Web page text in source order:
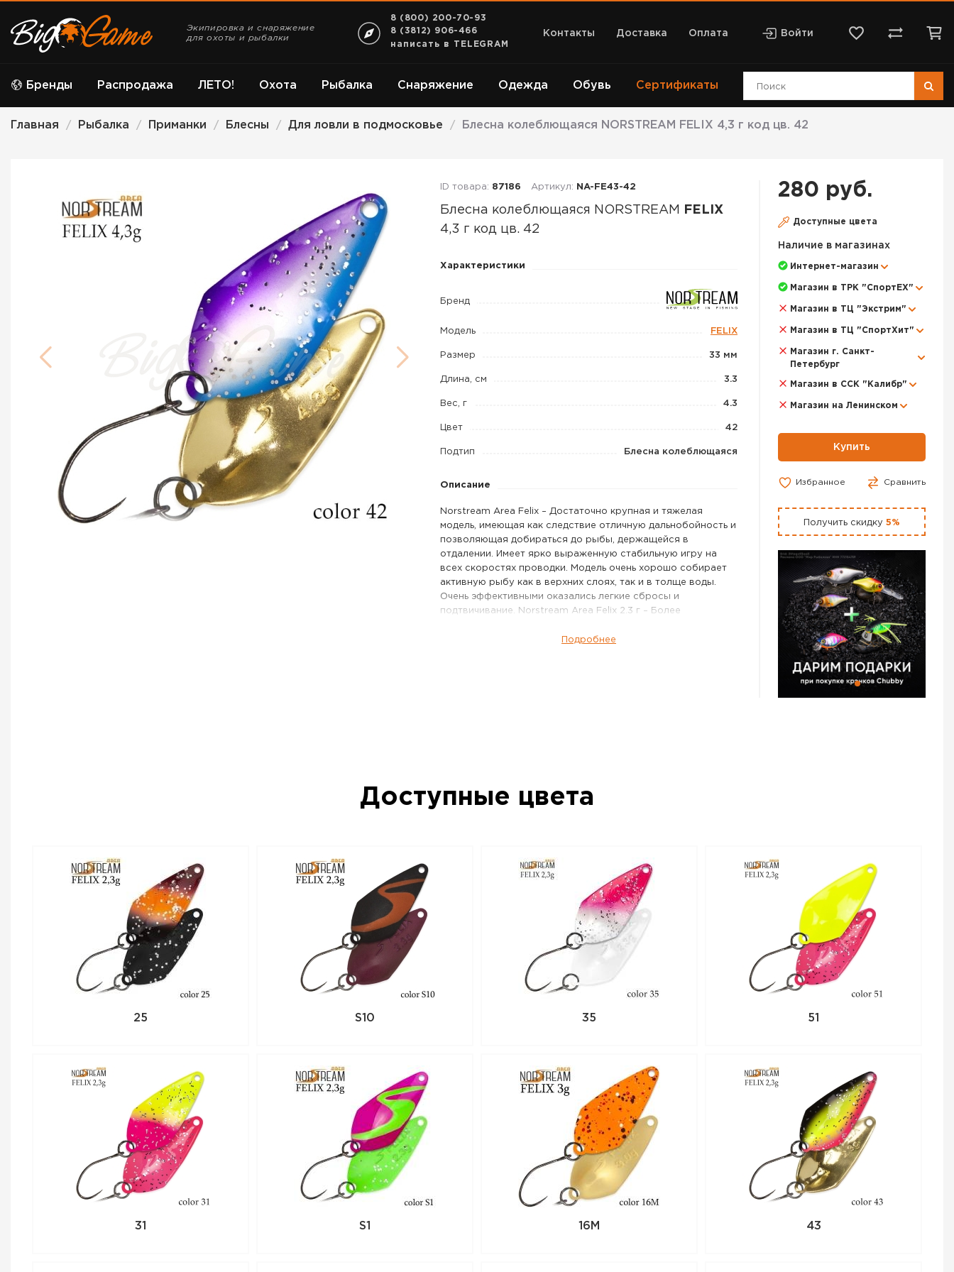
Экипировка и снаряжение
для охоты и рыбалки
8 (800) 200-70-93
8 (3812) 906-466
написать в TELEGRAM
Контакты Доставка Оплата Войти
Бренды ЛЕТО! Охота Рыбалка Снаряжение Одежда Обувь
Распродажа Сертификаты
Главная / Рыбалка / Приманки / Блесны / Для ловли в подмосковье / Блесна колеблющаяся NORSTREAM FELIX 4,3 г код цв. 42
ID товара: 87186 Артикул: NA-FE43-42
Блесна колеблющаяся NORSTREAM
FELIX
4,3 г код цв. 42
Блесна
NORSTREAM
4,3
г
код
42
Характеристики
Бренд
Модель FELIX
Размер 33 мм
Длина, см 3.3
Вес, г 4.3
Цвет 42
Подтип Блесна колеблющаяся
Описание
Norstream Area Felix – Достаточно крупная и тяжелая
модель, имеющая как следствие отличную дальнобойность и
позволяющая добираться до рыбы, держащейся в
отдалении. Имеет ярко выраженную стабильную игру на
всех скоростях проводки. Модель очень хорошо собирает
активную рыбу как в верхних слоях, так и в толще воды.
Очень эффективными оказались легкие сбросы и
подтвичивание. Norstream Area Felix 2.3 г – Более
два варианта исполнения по весу – 2,3 г и 2,0 г. Более
легкой, «порхающей» игрой и стабильно работает на
совсем медленной проводке. Безусловно, эта версия
наилучшем свете. Приманки Norstream Area Felix
изготовлены из латуни и оснащены высококачественной
фурнитурой и крючками без бородок.
Блесна колеблющаяся NORSTREAM FELIX 4,3 г код цв. 42 –
данный товар доступен для заказа в интернет-магазине
BigGame по цене 280 руб. с доставкой в Омске и по всей
России. Для того, чтобы купить данный товар, положите его
в корзину или позвоните по телефону +7 (3812) 906-466
Подробнее
280 руб.
Доступные цвета
Наличие в магазинах
Интернет-магазин
Магазин в ТРК "СпортЕХ"
Магазин в ТЦ "Экстрим"
Магазин в ТЦ "СпортХит"
Магазин г. Санкт-
Петербург
Магазин в ССК "Калибр"
Магазин на Ленинском
Купить
Избранное Сравнить
Получить скидку 5%
Доступные цвета
25 S10 35 51
31 S1 16M 43